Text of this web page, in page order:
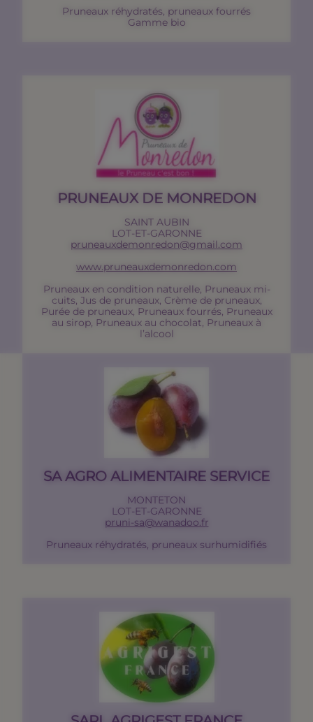
Pruneaux réhydratés, pruneaux fourrés
Gamme bio
PRUNEAUX DE MONREDON
SAINT AUBIN
LOT-ET-GARONNE
pruneauxdemonredon@gmail.com
www.pruneauxdemonredon.com
Pruneaux en condition naturelle, Pruneaux mi-
cuits, Jus de pruneaux, Crème de pruneaux,
Purée de pruneaux, Pruneaux fourrés, Pruneaux
au sirop, Pruneaux au chocolat, Pruneaux à
l’alcool
SA AGRO ALIMENTAIRE SERVICE
MONTETON
LOT-ET-GARONNE
pruni-sa@wanadoo.fr
Pruneaux réhydratés, pruneaux surhumidifiés